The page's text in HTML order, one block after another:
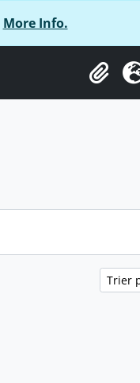
More Info.
Presse-
Trier